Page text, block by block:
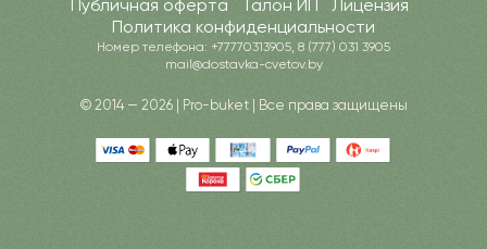
Публичная оферта Талон ИП
Лицензия
Политика конфиденциальности
Номер телефона: +77770313905, 8 (777) 031 3905
mail@dostavka-cvetov.by
© 2014 — 2026 | Pro-buket | Все права защищены